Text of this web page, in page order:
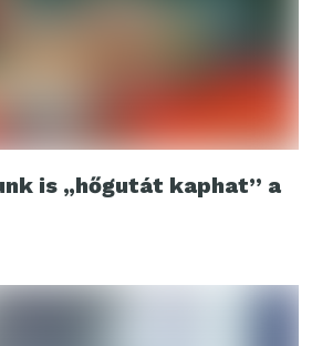
is „hőgutát kaphat” a